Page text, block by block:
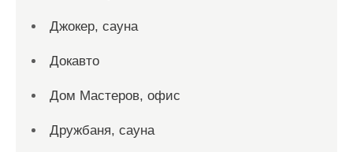
Джокер, сауна
Докавто
Дом Мастеров, офис
Дружбаня, сауна